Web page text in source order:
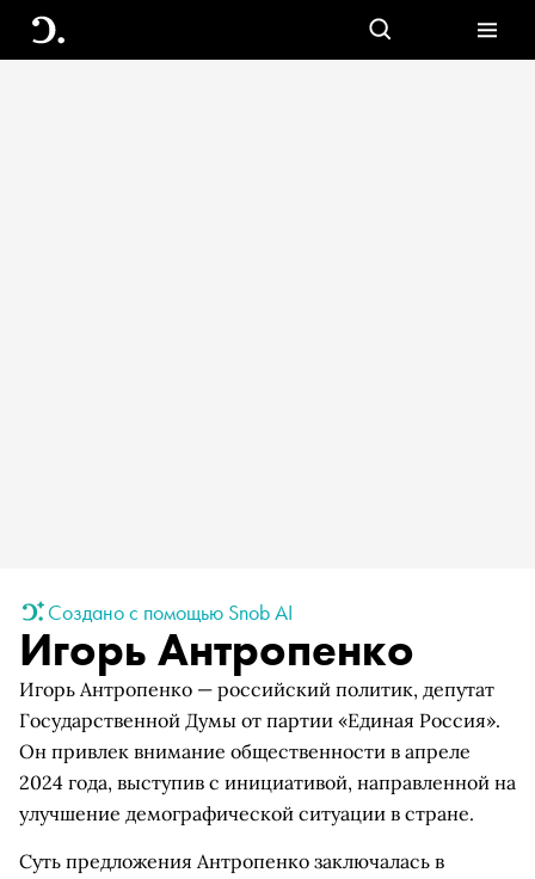
Создано с помощью Snob AI
Игорь Антропенко
Игорь Антропенко — российский политик, депутат
Государственной Думы от партии «Единая Россия».
Он привлек внимание общественности в апреле
2024 года, выступив с инициативой, направленной на
улучшение демографической ситуации в стране.
Суть предложения Антропенко заключалась в